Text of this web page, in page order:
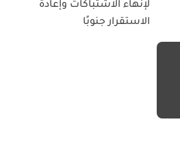
لإنهاء الاشتباكات وإعادة
الاستقرار جنوبًا